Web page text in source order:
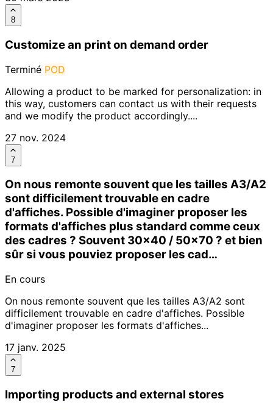
8
Customize an print on demand order
Terminé POD
Allowing a product to be marked for personalization: in
this way, customers can contact us with their requests
and we modify the product accordingly....
27 nov. 2024
7
On nous remonte souvent que les tailles A3/A2
sont difficilement trouvable en cadre
d'affiches. Possible d'imaginer proposer les
formats d'affiches plus standard comme ceux
des cadres ? Souvent 30x40 / 50x70 ? et bien
sûr si vous pouviez proposer les cad…
En cours
On nous remonte souvent que les tailles A3/A2 sont
difficilement trouvable en cadre d'affiches. Possible
d'imaginer proposer les formats d'affiches...
17 janv. 2025
7
Importing products and external stores